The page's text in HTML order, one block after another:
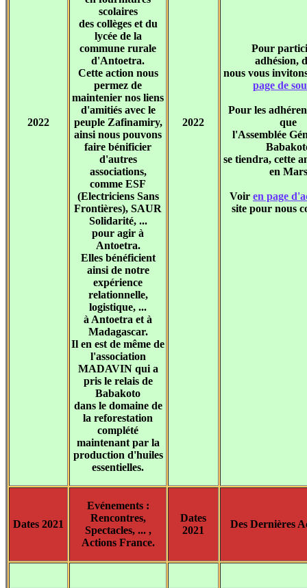
2022
scolaires
des collèges et du
lycée de la
commune rurale
d'Antoetra.
Cette action nous
permez de
maintenier nos liens
d'amitiés avec le
peuple Zafinamiry,
ainsi nous pouvons
faire bénificier
d'autres
associations,
comme ESF
(Electriciens Sans
Frontières), SAUR
Solidarité, ...
pour agir à
Antoetra.
Elles bénéficient
ainsi de notre
expérience
relationnelle,
logistique, ...
à Antoetra et à
Madagascar.
Il en est de même de
l'association
MADAVIN qui a
pris le relais de
Babakoto
dans le domaine de
la reforestation
complété
maintenant par la
production d'huiles
essentielles.
2022
Pour
adhésion,
nous vous
page de
Pour les
que
l'Assemblée
se tiendra, cette
en Mars
Voir en page
site pour nous
Dates 2021
Evénements :
Rencontres,
Spectacles, ... ,
Actions France.
Dates
2021
Des Dernières